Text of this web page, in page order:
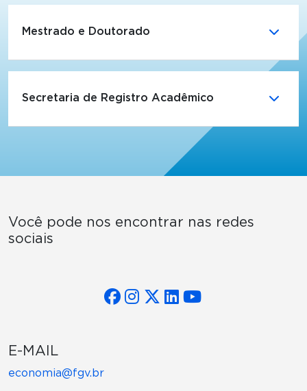
Mestrado e Doutorado
Secretaria de Registro Acadêmico
Você pode nos encontrar nas redes
sociais
E-MAIL
economia@fgv.br